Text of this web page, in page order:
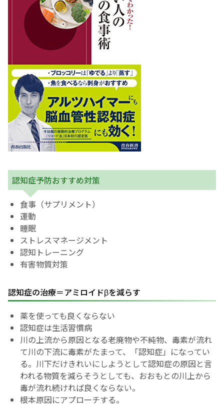
認知症予防おすすめ対策
食事（サプリメント）
運動
睡眠
ストレスマネージメント
認知トレーニング
有害物質対策
認知症の治療＝アミロイドβを減らす
薬を使っても良くならない
認知症は生活習慣病
川の上流から原因となる老廃物や不純物、毒素が流れ
て川の下流に毒素がたまって、「認知症」になってい
る。川下だけきれいにしようとして認知症の原因と言
われる物質を減らそうとしても、おおもとの川上から
毒が流れ続ければ良くならない。
根本原因にアプローチする。